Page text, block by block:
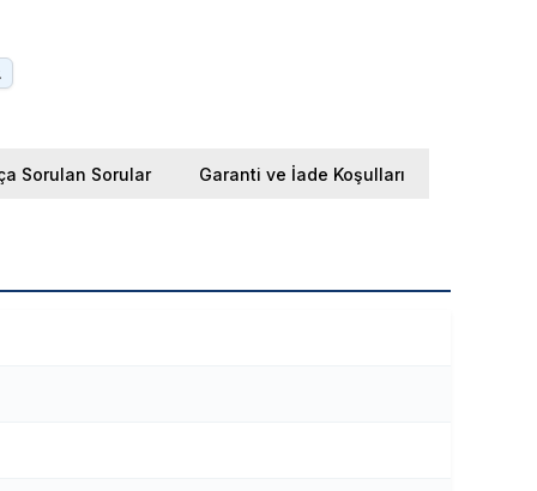
Sorulan Sorular Garanti ve İade Koşulları